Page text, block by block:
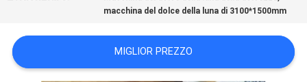
PREVENTIVO
macchina del dolce della luna di 3100*1500mm
MIGLIOR PREZZO